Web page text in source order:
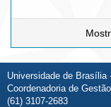
Universidade de Brasília
Coordenadoria de
(61) 3107-2683